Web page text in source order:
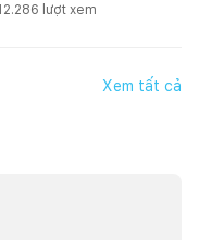
lượt xem
Xem tất cả